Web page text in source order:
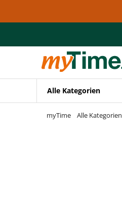
Zur Navigation springen
Alle Kategorien
myTime Alle Kategorien